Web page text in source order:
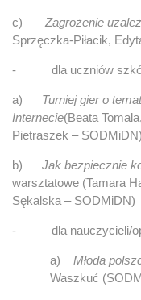
c) Zagrożenie
Sprzęczka-Piłacik,
- dla uczniów szkół
a) Turniej gier o
Internecie(Beata
Pietraszek – SODMiDN)
b) Jak bezpiecznie
warsztatowe (Tamara
Sękalska – SODMiDN)
- dla nauczycieli/
a)Młoda
Waszkuć